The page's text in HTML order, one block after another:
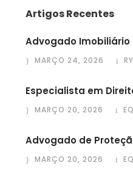
Artigos Recentes
Advogado Imobiliário
MARÇO 24, 2026
Especialista em
MARÇO 20, 2026
Advogado de
MARÇO 20, 2026